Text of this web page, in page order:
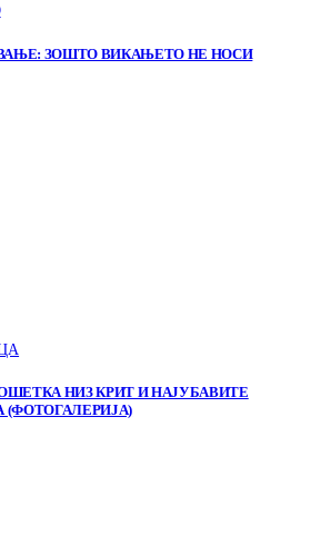
ЗОШТО ВИКАЊЕТО НЕ НОСИ
НИЗ КРИТ И НАЈУБАВИТЕ
(ФОТОГАЛЕРИЈА)